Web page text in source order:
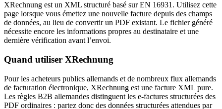
XRechnung est un XML structuré basé sur EN 16931. Utilisez cette
page lorsque vous émettez une nouvelle facture depuis des champs
de données, au lieu de convertir un PDF existant. Le fichier généré
nécessite encore les informations propres au destinataire et une
dernière vérification avant l’envoi.
Quand utiliser XRechnung
Pour les acheteurs publics allemands et de nombreux flux allemands
de facturation électronique, XRechnung est une facture XML pure.
Les règles B2B allemandes distinguent les e-factures structurées des
PDF ordinaires : partez donc des données structurées attendues par